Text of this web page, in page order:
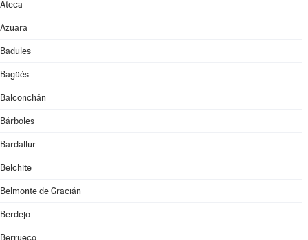
Ateca
Azuara
Badules
Bagüés
Balconchán
Bárboles
Bardallur
Belchite
Belmonte de Gracián
Berdejo
Berrueco